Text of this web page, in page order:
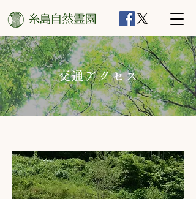
交通アクセス